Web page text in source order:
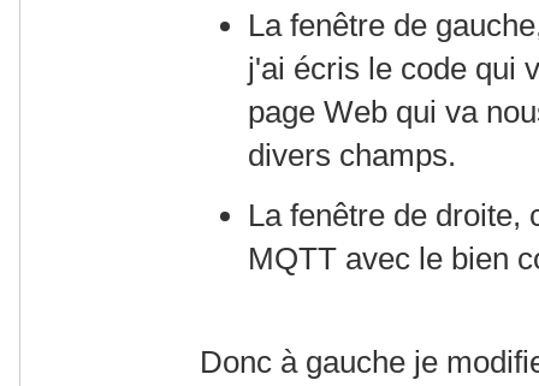
La fenêtre de
j'ai écris le code qui
page Web qui va
divers champs.
La fenêtre de droite,
MQTT avec le bien
Donc à gauche je